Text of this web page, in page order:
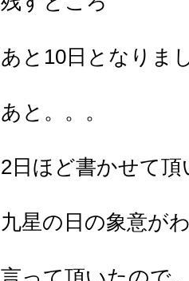
あと10日となりま
あと。。。
2日ほど書かせて頂
九星の日の象意が